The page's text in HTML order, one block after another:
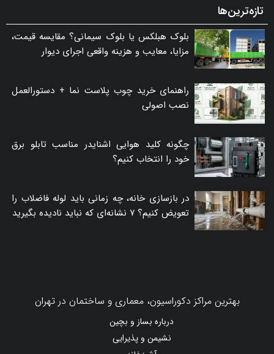
تازه‌ترین‌ها
بلوک هبلکس یا بلوک سیمانی؟ مقایسه قیمت،
مزایا، معایب و هزینه واقعی اجرای دیوار
راهنمای خرید چوب پلاست نما + دستورالعمل
نصب اصولی
چگونه کلید هوایی اشنایدر مناسب تابلو برق
خود را انتخاب کنیم؟
در بازسازی خانه، چه زمانی باید لوله فاضلاب را
تعویض کنیم؟ ۷ نشانه‌ای که نباید نادیده بگیرید
بهترین مراکز دکوراسیون، معماری و ساختمان در تهران
درباره بساز و بچین
نشیمن و پذیرایی